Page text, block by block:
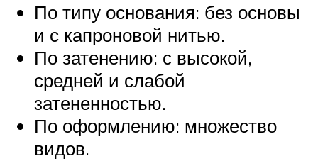
По типу основания: без основы
и с капроновой нитью.
По затенению: с высокой,
средней и слабой
затененностью.
По оформлению: множество
видов.